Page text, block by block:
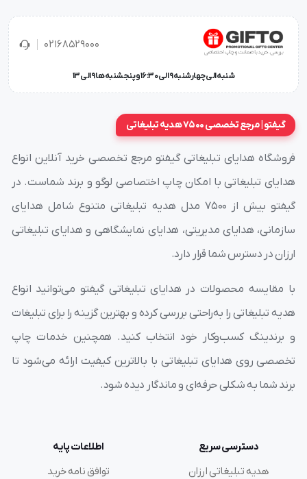
02168529000
شنبه الی چهارشنبه 9 الی 16:30 و پنجشنبه ها 9 الی 13
گیفتو | مرجع تخصصی 7500 هدیه تبلیغاتی
فروشگاه هدایای تبلیغاتی گیفتو مرجع تخصصی خرید آنلاین انواع
هدایای تبلیغاتی با امکان چاپ اختصاصی لوگو و برند شماست. در
گیفتو بیش از ۷۵۰۰ مدل هدیه تبلیغاتی متنوع شامل هدایای
سازمانی، هدایای مدیریتی، هدایای نمایشگاهی و هدایای تبلیغاتی
ارزان در دسترس شما قرار دارد.
با مقایسه محصولات در هدایای تبلیغاتی گیفتو می‌توانید انواع
هدیه تبلیغاتی را به‌راحتی بررسی کرده و بهترین گزینه را برای تبلیغات
و برندینگ کسب‌وکار خود انتخاب کنید. همچنین خدمات چاپ
تخصصی روی هدایای تبلیغاتی با بالاترین کیفیت ارائه می‌شود تا
برند شما به شکلی حرفه‌ای و ماندگار دیده شود.
دسترسی سریع
هدیه تبلیغاتی ارزان
اطلاعات پایه
توافق نامه خرید